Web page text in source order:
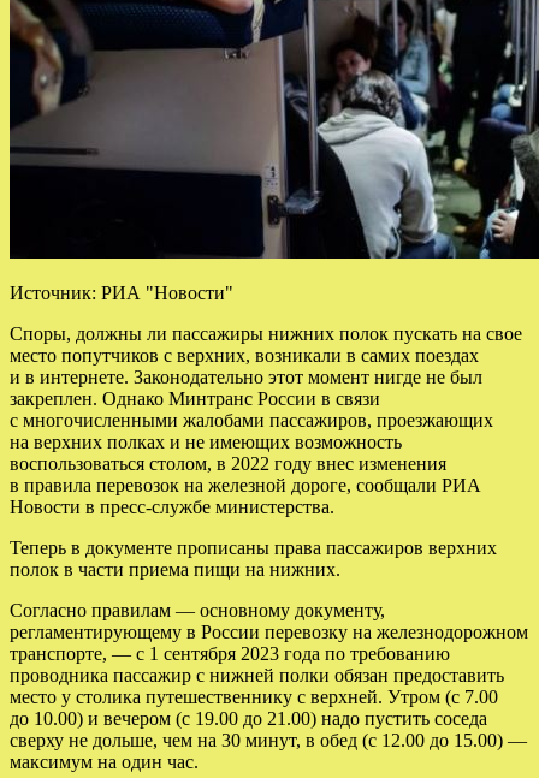
Источник: РИА "Новости"
Споры, должны ли пассажиры нижних полок пускать на свое
место попутчиков с верхних, возникали в самих поездах
и в интернете. Законодательно этот момент нигде не был
закреплен. Однако Минтранс России в связи
с многочисленными жалобами пассажиров, проезжающих
на верхних полках и не имеющих возможность
воспользоваться столом, в 2022 году внес изменения
в правила перевозок на железной дороге, сообщали РИА
Новости в пресс-службе министерства.
Теперь в документе прописаны права пассажиров верхних
полок в части приема пищи на нижних.
Согласно правилам — основному документу,
регламентирующему в России перевозку на железнодорожном
транспорте, — с 1 сентября 2023 года по требованию
проводника пассажир с нижней полки обязан предоставить
место у столика путешественнику с верхней. Утром (с 7.00
до 10.00) и вечером (с 19.00 до 21.00) надо пустить соседа
сверху не дольше, чем на 30 минут, в обед (с 12.00 до 15.00) —
максимум на один час.